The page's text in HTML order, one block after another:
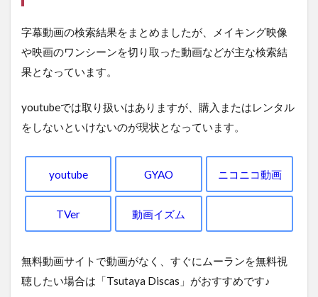
字幕動画の検索結果をまとめましたが、メイキング映像
や映画のワンシーンを切り取った動画などが主な検索結
果となっています。
youtubeでは取り扱いはありますが、購入またはレンタル
をしないといけないのが現状となっています。
youtube GYAO ニコニコ動画
TVer 動画イズム
無料動画サイトで動画がなく、すぐにムーランを無料視
聴したい場合は「Tsutaya Discas」がおすすめです♪